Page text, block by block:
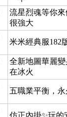
流星烈魂等你
很強大
米米經典服182
全新地圖華麗
在冰火
五職業平衡，
仿正內掛✨玩的